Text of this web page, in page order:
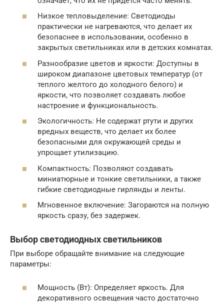
Низкое тепловыделение: Светодиоды
практически не нагреваются, что делает их
безопаснее в использовании, особенно в
закрытых светильниках или в детских комнатах.
Разнообразие цветов и яркости: Доступны в
широком диапазоне цветовых температур (от
теплого желтого до холодного белого) и
яркости, что позволяет создавать любое
настроение и функциональность.
Экологичность: Не содержат ртути и других
вредных веществ, что делает их более
безопасными для окружающей среды и
упрощает утилизацию.
Компактность: Позволяют создавать
миниатюрные и тонкие светильники, а также
гибкие светодиодные гирлянды и ленты.
Мгновенное включение: Загораются на полную
яркость сразу, без задержек.
Выбор светодиодных светильников
При выборе обращайте внимание на следующие
параметры:
Мощность (Вт): Определяет яркость. Для
декоративного освещения часто достаточно